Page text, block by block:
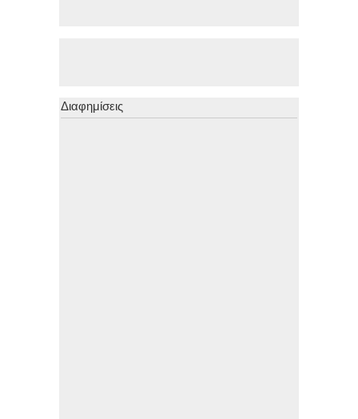
Διαφημίσεις